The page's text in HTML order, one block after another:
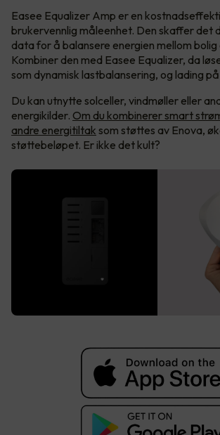
Easee Equalizer Amp er en
brukervennlig måleenhet. Den skaffer det
data for å balansere energien mellom bolig
Kombiner den med Easee Equalizer, da
som dynamisk lastbalansering, og lading
Du kan utnytte solceller, vindmøller eller
energikilder. Om du kombinerer smart
andre energitiltak som støttes av Enova,
støttebeløpet. Er ikke det kult?